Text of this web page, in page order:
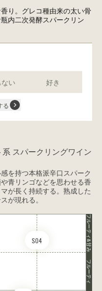
り。グレコ種由来の太い骨
内二次発酵スパークリン
い 好き
る
系 スパークリングワイン
を持つ本格派辛口スパーク
青リンゴなどを思わせる香
が長く持続する。熟成した
が現れる。
S04 フルーティ&甘み
フルーティ